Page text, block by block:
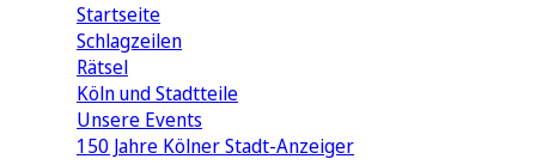
Startseite
Schlagzeilen
Rätsel
Köln und Stadtteile
Unsere Events
150 Jahre Kölner Stadt-Anzeiger